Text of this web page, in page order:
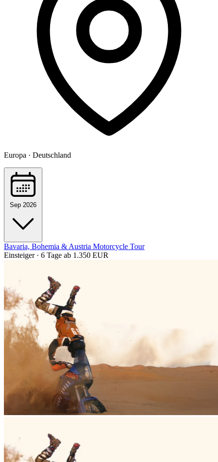
Europa · Deutschland
Sep 2026
Bavaria, Bohemia & Austria Motorcycle Tour
Einsteiger · 6 Tage ab 1.350 EUR